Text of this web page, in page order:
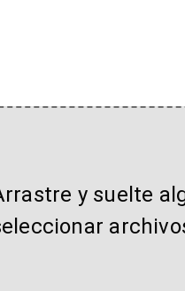
y suelte